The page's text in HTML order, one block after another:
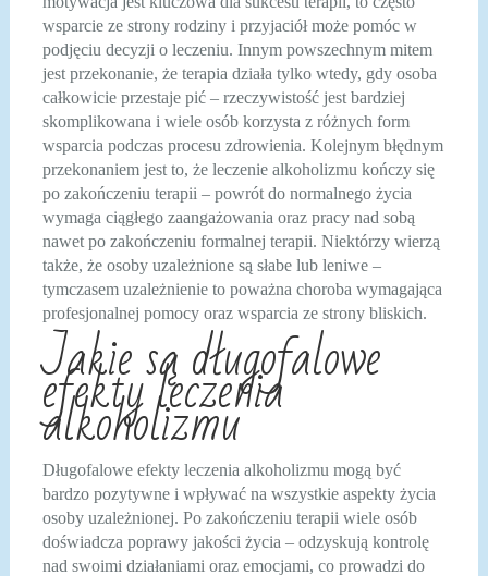
wsparcie ze strony rodziny i przyjaciół może pomóc w
podjęciu decyzji o leczeniu. Innym powszechnym mitem
jest przekonanie, że terapia działa tylko wtedy, gdy osoba
całkowicie przestaje pić – rzeczywistość jest bardziej
skomplikowana i wiele osób korzysta z różnych form
wsparcia podczas procesu zdrowienia. Kolejnym błędnym
przekonaniem jest to, że leczenie alkoholizmu kończy się
po zakończeniu terapii – powrót do normalnego życia
wymaga ciągłego zaangażowania oraz pracy nad sobą
nawet po zakończeniu formalnej terapii. Niektórzy wierzą
także, że osoby uzależnione są słabe lub leniwe –
tymczasem uzależnienie to poważna choroba wymagająca
profesjonalnej pomocy oraz wsparcia ze strony bliskich.
Jakie są długofalowe
efekty leczenia
alkoholizmu
Długofalowe efekty leczenia alkoholizmu mogą być
bardzo pozytywne i wpływać na wszystkie aspekty życia
osoby uzależnionej. Po zakończeniu terapii wiele osób
doświadcza poprawy jakości życia – odzyskują kontrolę
nad swoimi działaniami oraz emocjami, co prowadzi do